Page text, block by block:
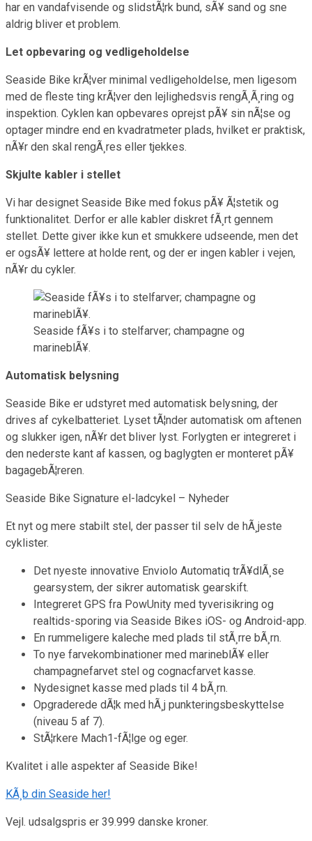
har en vandafvisende og slidstÃ¦rk bund, sÃ¥ sand og sne
aldrig bliver et problem.
Let opbevaring og vedligeholdelse
Seaside Bike krÃ¦ver minimal vedligeholdelse, men ligesom
med de fleste ting krÃ¦ver den lejlighedsvis rengÃ¸Ã¸ring og
inspektion. Cyklen kan opbevares oprejst pÃ¥ sin nÃ¦se og
optager mindre end en kvadratmeter plads, hvilket er praktisk,
nÃ¥r den skal rengÃ¸res eller tjekkes.
Skjulte kabler i stellet
Vi har designet Seaside Bike med fokus pÃ¥ Ã¦stetik og
funktionalitet. Derfor er alle kabler diskret fÃ¸rt gennem
stellet. Dette giver ikke kun et smukkere udseende, men det
er ogsÃ¥ lettere at holde rent, og der er ingen kabler i vejen,
nÃ¥r du cykler.
Seaside fÃ¥s i to stelfarver; champagne og
marineblÃ¥.
Automatisk belysning
Seaside Bike er udstyret med automatisk belysning, der
drives af cykelbatteriet. Lyset tÃ¦nder automatisk om aftenen
og slukker igen, nÃ¥r det bliver lyst. Forlygten er integreret i
den nederste kant af kassen, og baglygten er monteret pÃ¥
bagagebÃ¦reren.
Seaside Bike Signature el-ladcykel – Nyheder
Et nyt og mere stabilt stel, der passer til selv de hÃ¸jeste
cyklister.
Det nyeste innovative Enviolo Automatiq trÃ¥dlÃ¸se
gearsystem, der sikrer automatisk gearskift.
Integreret GPS fra PowUnity med tyverisikring og
realtids-sporing via Seaside Bikes iOS- og Android-app.
En rummeligere kaleche med plads til stÃ¸rre bÃ¸rn.
To nye farvekombinationer med marineblÃ¥ eller
champagnefarvet stel og cognacfarvet kasse.
Nydesignet kasse med plads til 4 bÃ¸rn.
Opgraderede dÃ¦k med hÃ¸j punkteringsbeskyttelse
(niveau 5 af 7).
StÃ¦rkere Mach1-fÃ¦lge og eger.
Kvalitet i alle aspekter af Seaside Bike!
KÃ¸b din Seaside her!
Vejl. udsalgspris er 39.999 danske kroner.